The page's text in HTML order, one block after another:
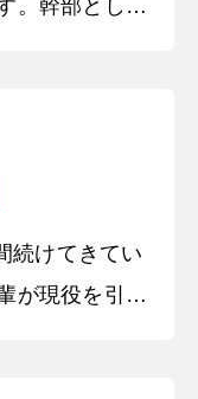
。そ
。幹部として
すが、練習の
てしまう人も
別指導を行う
案することで
して、活気あ
が現役を引退